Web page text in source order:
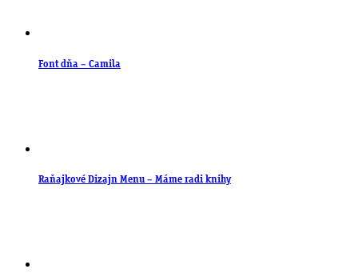
Font dňa – Camila
Raňajkové Dizajn Menu – Máme radi knihy